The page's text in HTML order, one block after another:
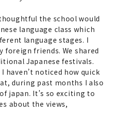
the school would
language class which
language stages. I
foreign friends. We shared
Japanese festivals.
haven’t noticed how quick
during past months I also
japan. It’s so exciting to
about the views,